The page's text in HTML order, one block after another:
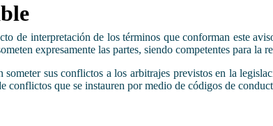
de interpretación de los términos que conforman este
expresamente las partes, siendo competentes para
sus conflictos a los arbitrajes previstos en la
conflictos que se instauren por medio de códigos de